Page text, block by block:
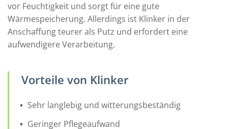
vor Feuchtigkeit und sorgt für eine gute
Wärmespeicherung. Allerdings ist Klinker in der
Anschaffung teurer als Putz und erfordert eine
aufwendigere Verarbeitung.
Vorteile von Klinker
Sehr langlebig und witterungsbeständig
Geringer Pflegeaufwand